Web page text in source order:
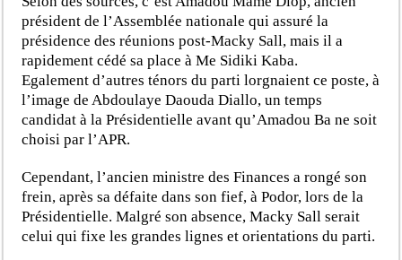
président de l’Assemblée nationale qui assuré la
présidence des réunions post-Macky Sall, mais il a
rapidement cédé sa place à Me Sidiki Kaba.
Egalement d’autres ténors du parti lorgnaient ce poste, à
l’image de Abdoulaye Daouda Diallo, un temps
candidat à la Présidentielle avant qu’Amadou Ba ne soit
choisi par l’APR.
Cependant, l’ancien ministre des Finances a rongé son
frein, après sa défaite dans son fief, à Podor, lors de la
Présidentielle. Malgré son absence, Macky Sall serait
celui qui fixe les grandes lignes et orientations du parti.